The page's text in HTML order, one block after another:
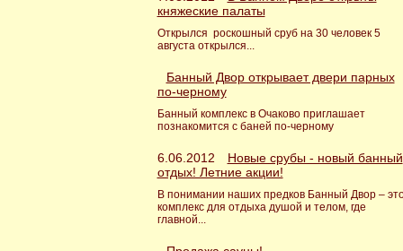
княжеские палаты
Открылся роскошный сруб на 30 человек 5
августа открылся...
Банный Двор открывает двери парных
по-черному
Банный комплекс в Очаково приглашает
познакомится с баней по-черному
6.06.2012
Новые срубы - новый банный
отдых! Летние акции!
В понимании наших предков Банный Двор –
комплекс для отдыха душой и телом, где
главной...